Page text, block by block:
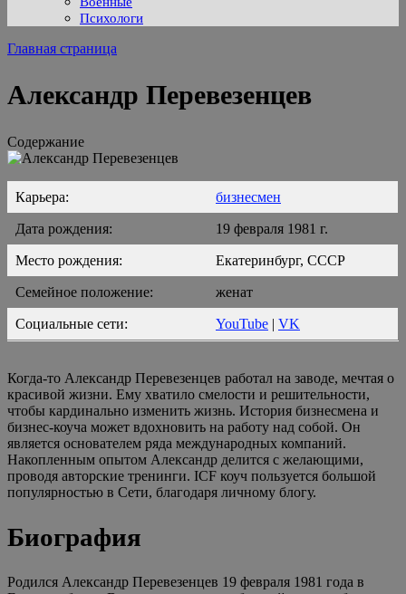
Психологи
Главная страница
Александр Перевезенцев
Содержание
Карьера: бизнесмен
Дата рождения: 19 февраля 1981 г.
Место рождения: Екатеринбург, СССР
Семейное положение: женат
Социальные сети: YouTube | VK
Когда-то Александр Перевезенцев работал на заводе, мечтая о
красивой жизни. Ему хватило смелости и решительности,
чтобы кардинально изменить жизнь. История бизнесмена и
бизнес-коуча может вдохновить на работу над собой. Он
является основателем ряда международных компаний.
Накопленным опытом Александр делится с желающими,
проводя авторские тренинги. ICF коуч пользуется большой
популярностью в Сети, благодаря личному блогу.
Биография
Родился Александр Перевезенцев 19 февраля 1981 года в